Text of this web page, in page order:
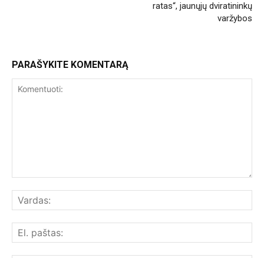
ratas“, jaunųjų dviratininkų
varžybos
PARAŠYKITE KOMENTARĄ
Komentuoti: